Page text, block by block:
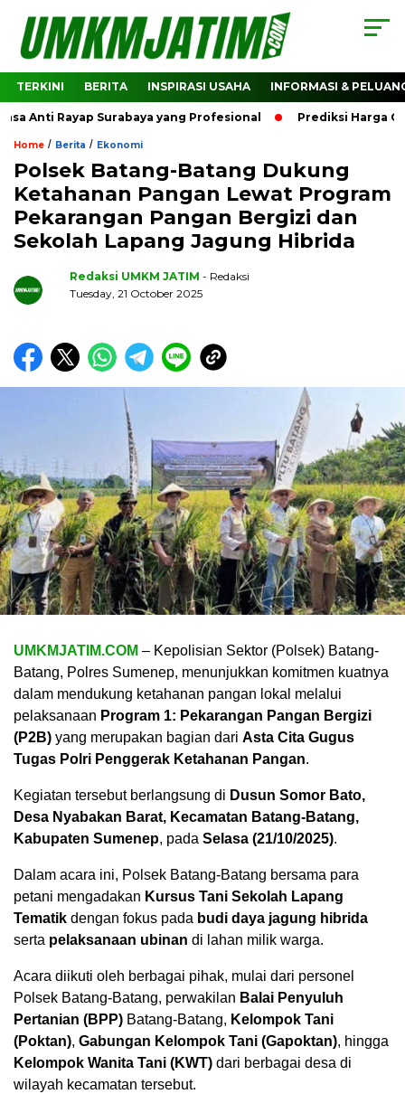
TERKINI BERITA INSPIRASI USAHA INFORMASI &
Rayap Surabaya yang Profesional Prediksi Harga
Home / Berita / Ekonomi
Polsek Batang-Batang Dukung
Ketahanan Pangan Lewat Program
Pekarangan Pangan Bergizi dan
Sekolah Lapang Jagung Hibrida
Redaksi UMKM JATIM - Redaksi
Tuesday, 21 October 2025
UMKMJATIM.COM – Kepolisian Sektor (Polsek) Batang-
Batang, Polres Sumenep, menunjukkan komitmen kuatnya
dalam mendukung ketahanan pangan lokal melalui
pelaksanaan Program 1: Pekarangan Pangan Bergizi
(P2B) yang merupakan bagian dari Asta Cita Gugus
Tugas Polri Penggerak Ketahanan Pangan.
Kegiatan tersebut berlangsung di Dusun Somor Bato,
Desa Nyabakan Barat, Kecamatan Batang-Batang,
Kabupaten Sumenep, pada Selasa (21/10/2025).
Dalam acara ini, Polsek Batang-Batang bersama para
petani mengadakan Kursus Tani Sekolah Lapang
Tematik dengan fokus pada budi daya jagung hibrida
serta pelaksanaan ubinan di lahan milik warga.
Acara diikuti oleh berbagai pihak, mulai dari personel
Polsek Batang-Batang, perwakilan Balai Penyuluh
Pertanian (BPP) Batang-Batang, Kelompok Tani
(Poktan), Gabungan Kelompok Tani (Gapoktan), hingga
Kelompok Wanita Tani (KWT) dari berbagai desa di
wilayah kecamatan tersebut.